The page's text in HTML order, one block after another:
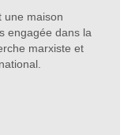
une maison
engagée dans la
marxiste et